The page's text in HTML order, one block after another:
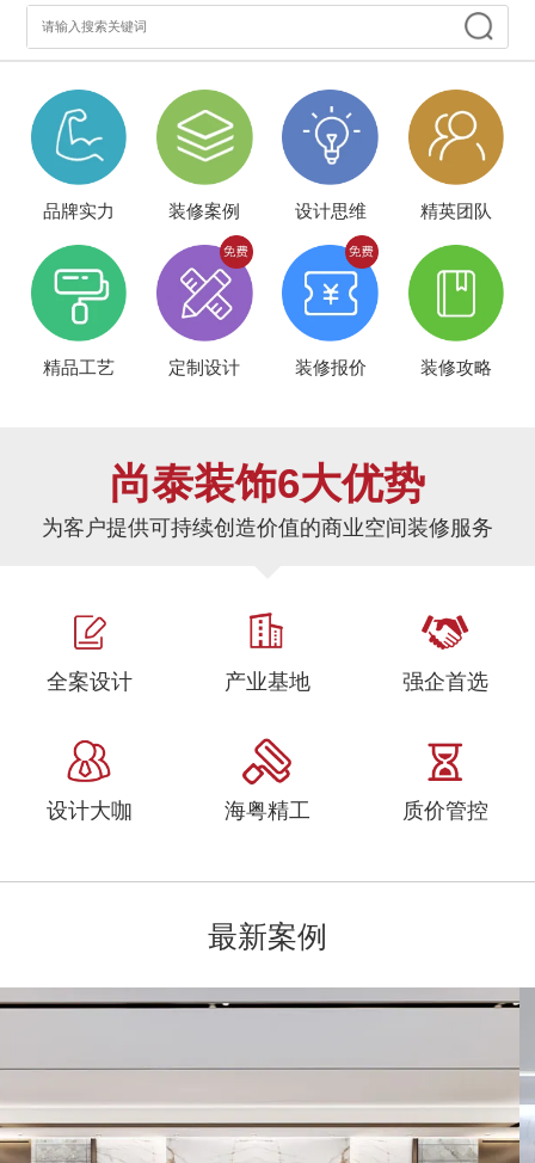
品牌实力 装修案例 设计思维 精英团队
精品工艺 定制设计 装修报价 装修攻略
尚泰装饰6大优势
为客户提供可持续创造价值的商业空间装修服务
全案设计 产业基地 强企首选
设计大咖 海粤精工 质价管控
最新案例